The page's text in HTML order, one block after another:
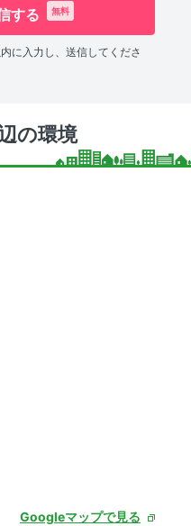
する 無料
に入力し、送信してくださ
の環境
Googleマップで見る